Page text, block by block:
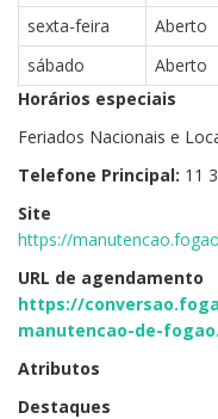
sexta-feira
Aberto
sábado
Aberto
Horários especiais
Feriados Nacionais e
Telefone Principal: 11
Site
https://
URL de agendamento
https://
manutencao-de-
Atributos
Destaques